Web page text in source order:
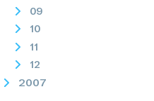
09
10
11
12
2007